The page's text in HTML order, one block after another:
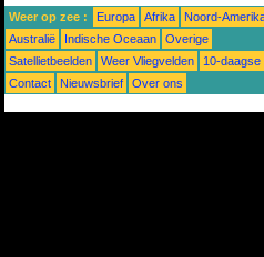
Weer op zee : Europa Afrika Noord-
Australië
Indische Oceaan
Overige
Satellietbeelden
Weer Vliegvelden 10-
Contact
Nieuwsbrief Over ons